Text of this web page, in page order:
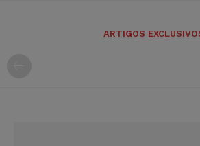
ARTIGOS